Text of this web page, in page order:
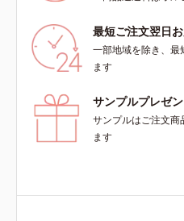
最短ご注文翌日
一部地域を除き、最
ます
サンプルプレゼ
サンプルはご注文商
ます